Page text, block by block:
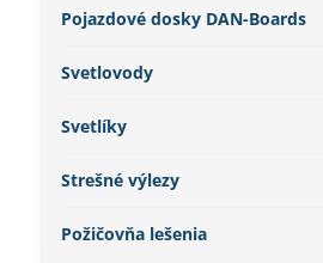
Pojazdové dosky DAN-Boards
Svetlovody
Svetlíky
Strešné výlezy
Požičovňa lešenia